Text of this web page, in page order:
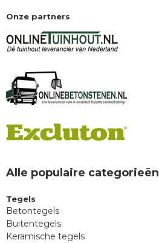
Onze partners
Alle populaire categorieën
Tegels
Betontegels
Buitentegels
Keramische tegels